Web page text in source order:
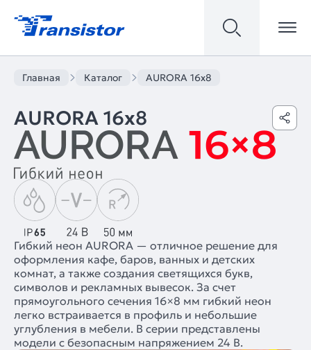
Главная Каталог AURORA 16x8
AURORA 16x8
Гибкий неон AURORA — отличное решение для
оформления кафе, баров, ванных и детских
комнат, а также создания светящихся букв,
символов и рекламных вывесок. За счет
прямоугольного сечения 16×8 мм гибкий неон
легко встраивается в профиль и небольшие
углубления в мебели. В серии представлены
модели с безопасным напряжением 24 В.